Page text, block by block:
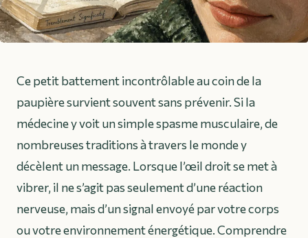
Ce petit battement incontrôlable au coin de la
paupière survient souvent sans prévenir. Si la
médecine y voit un simple spasme musculaire, de
nombreuses traditions à travers le monde y
décèlent un message. Lorsque l’œil droit se met à
vibrer, il ne s’agit pas seulement d’une réaction
nerveuse, mais d’un signal envoyé par votre corps
ou votre environnement énergétique. Comprendre